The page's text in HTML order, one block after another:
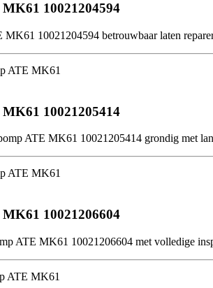
10021204594
10021204594 betrouwbaar laten
ATE MK61
10021205414
ATE MK61 10021205414 grondig met
ATE MK61
10021206604
ATE MK61 10021206604 met volledige
ATE MK61